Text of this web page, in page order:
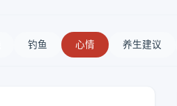
钓鱼 心情 养生建议